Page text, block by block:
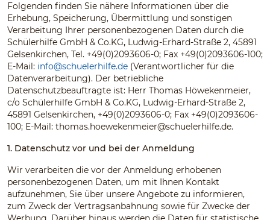
Folgenden finden Sie nähere Informationen über die
Erhebung, Speicherung, Übermittlung und sonstigen
Verarbeitung Ihrer personenbezogenen Daten durch die
Schülerhilfe GmbH & Co.KG, Ludwig-Erhard-Straße 2, 45891
Gelsenkirchen, Tel. +49(0)2093606-0; Fax +49(0)2093606-100;
E-Mail: info@schuelerhilfe.de (Verantwortlicher für die
Datenverarbeitung). Der betriebliche
Datenschutzbeauftragte ist: Herr Thomas Höwekenmeier,
c/o Schülerhilfe GmbH & Co.KG, Ludwig-Erhard-Straße 2,
45891 Gelsenkirchen, +49(0)2093606-0; Fax +49(0)2093606-
100; E-Mail: thomas.hoewekenmeier@schuelerhilfe.de.
1. Datenschutz vor und bei der Anmeldung
Wir verarbeiten die vor der Anmeldung erhobenen
personenbezogenen Daten, um mit Ihnen Kontakt
aufzunehmen, Sie über unsere Angebote zu informieren,
zum Zweck der Vertragsanbahnung sowie für Zwecke der